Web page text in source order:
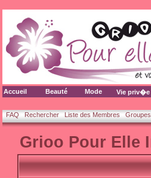
Accueil Beauté Mode Vie priv�e
FAQ Rechercher Liste des Membres
Grioo Pour Elle